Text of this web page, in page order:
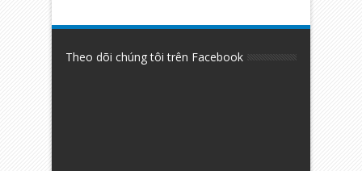
Theo dõi chúng tôi trên Facebook